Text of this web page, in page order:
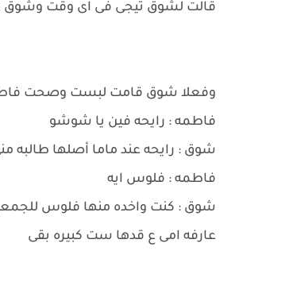
قالت لشوق تيجى فى اى وقت وشوق
وفعلا شوق قامت لبست وصحت فاطمه
فاطمه : رايحه فين يا شوشو
شوق : رايحه عند ماما أصلها طالبه
فاطمه : فلوس ايه
شوق : كنت واخده منها فلوس
عارفه امى ع قدها ست كبيره بقى